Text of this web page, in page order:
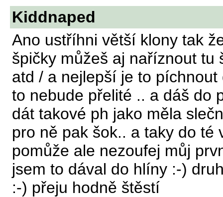
Kiddnaped
Ano ustříhni větší klony tak
špičky můžeš aj naříznout tu
atd / a nejlepší je to
to nebude přelité .. a dáš do
dát takové ph jako měla
pro ně pak šok.. a taky do té
pomůže ale nezoufej můj
jsem to dával do hlíny :-)
:-) přeju hodně štěstí